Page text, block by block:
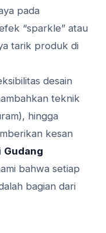
pada
“sparkle” atau
tarik produk di
desain
teknik
hingga
kesan
Gudang
bahwa setiap
bagian dari